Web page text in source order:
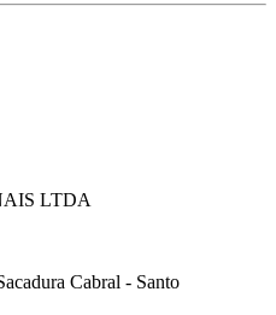
LTDA
Cabral - Santo